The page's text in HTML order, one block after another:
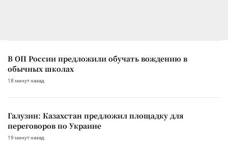
В ОП России предложили обучать вождению в
обычных школах
18 минут назад
Галузин: Казахстан предложил площадку для
переговоров по Украине
19 минут назад